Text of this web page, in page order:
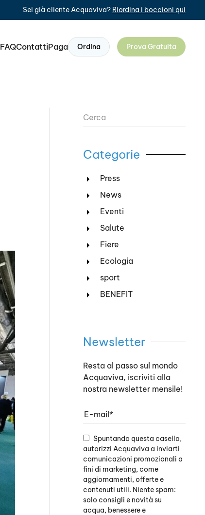
Sei già cliente Acquaviva? Riordina i boccioni qui
FAQContattiPaga Ordina Prova Gratuita
Categorie
Press
News
Eventi
Salute
Fiere
Ecologia
sport
BENEFIT
Newsletter
Resta al passo sul mondo
Acquaviva, iscriviti alla
nostra newsletter mensile!
Spuntando questa casella,
autorizzi Acquaviva a inviarti
comunicazioni promozionali a
fini di marketing, come
aggiornamenti, offerte e
contenuti utili. Niente spam:
solo consigli e novità su
acqua, benessere e